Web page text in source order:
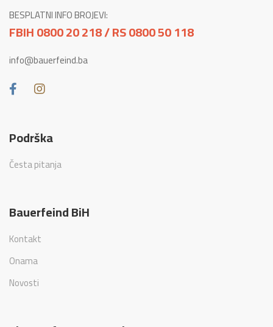
BESPLATNI INFO BROJEVI:
FBIH 0800 20 218 / RS 0800 50 118
info@bauerfeind.ba
Podrška
Česta pitanja
Bauerfeind BiH
Kontakt
Onama
Novosti